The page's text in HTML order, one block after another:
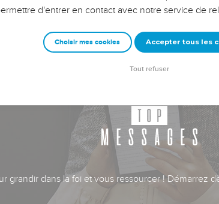
un ministère, une équipe, un groupe ou une famille,
grandir dans la foi et vous ressourcer ! Démarrez
d'entrer en contact avec notre service de
Choisir mes cookies Accepter tous les
Tout refuser